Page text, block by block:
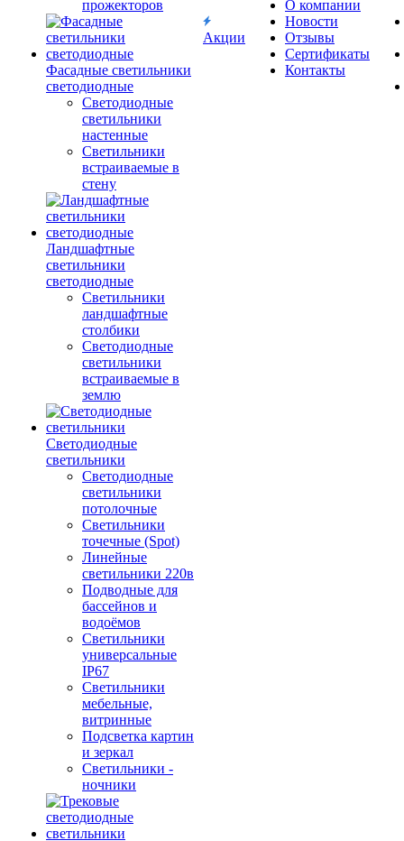
прожекторов
Фасадные светильники
светодиодные
Светодиодные
светильники
настенные
Светильники
встраиваемые в
стену
Ландшафтные
светильники
светодиодные
Светильники
ландшафтные
столбики
Светодиодные
светильники
встраиваемые в
землю
Светодиодные
светильники
Светодиодные
светильники
потолочные
Светильники
точечные (Spot)
Линейные
светильники 220в
Подводные для
бассейнов и
водоёмов
Светильники
универсальные
IP67
Светильники
мебельные,
витринные
Подсветка картин
и зеркал
Светильники -
ночники
Акции
О компании
Новости
Отзывы
Сертификаты
Контакты